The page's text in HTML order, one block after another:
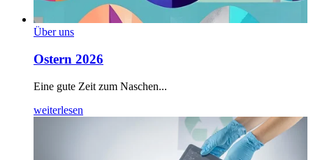
Über uns
Ostern 2026
Eine gute Zeit zum Naschen...
weiterlesen